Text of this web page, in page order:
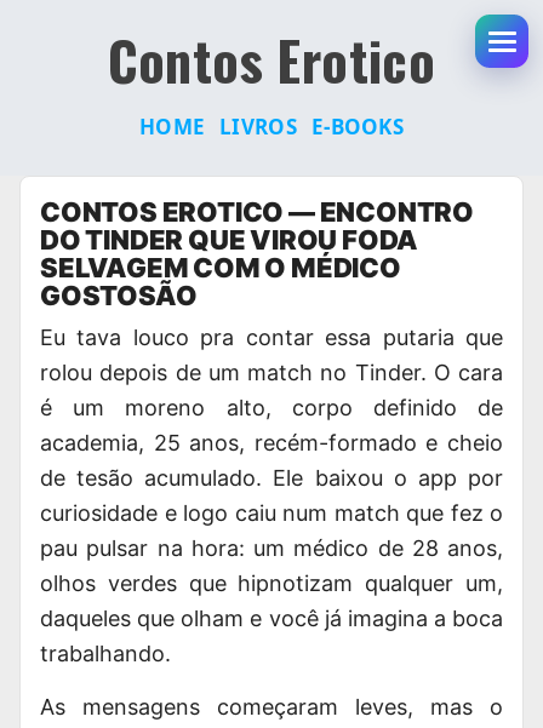
Contos Erotico
HOME LIVROS E-BOOKS
Pular
para
conteúdo
CONTOS EROTICO — ENCONTRO
DO TINDER QUE VIROU FODA
SELVAGEM COM O MÉDICO
GOSTOSÃO
Eu tava louco pra contar essa putaria que
rolou depois de um match no Tinder. O cara
é um moreno alto, corpo definido de
academia, 25 anos, recém-formado e cheio
de tesão acumulado. Ele baixou o app por
curiosidade e logo caiu num match que fez o
pau pulsar na hora: um médico de 28 anos,
olhos verdes que hipnotizam qualquer um,
daqueles que olham e você já imagina a boca
trabalhando.
As mensagens começaram leves, mas o